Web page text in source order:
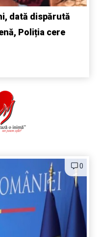
dată dispărută
Poliția cere
0